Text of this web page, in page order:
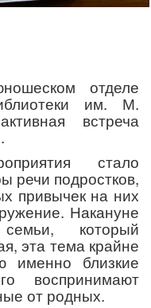
отделе
им. М.
встреча
стало
речи подростков,
привычек на них
Накануне
который
эта тема крайне
именно близкие
воспринимают
от родных.